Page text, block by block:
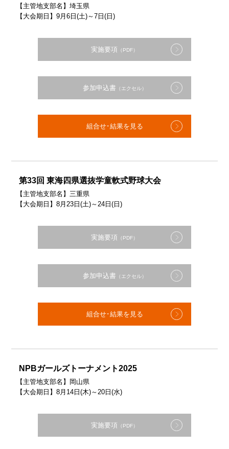
【主管地支部名】埼玉県
【大会期日】9月6日(土)～7日(日)
実施要項 （PDF）
参加申込書 （エクセル）
組合せ･結果を見る
第33回 東海四県選抜学童軟式野球大会
【主管地支部名】三重県
【大会期日】8月23日(土)～24日(日)
実施要項 （PDF）
参加申込書 （エクセル）
組合せ･結果を見る
NPBガールズトーナメント2025
【主管地支部名】岡山県
【大会期日】8月14日(木)～20日(水)
実施要項 （PDF）